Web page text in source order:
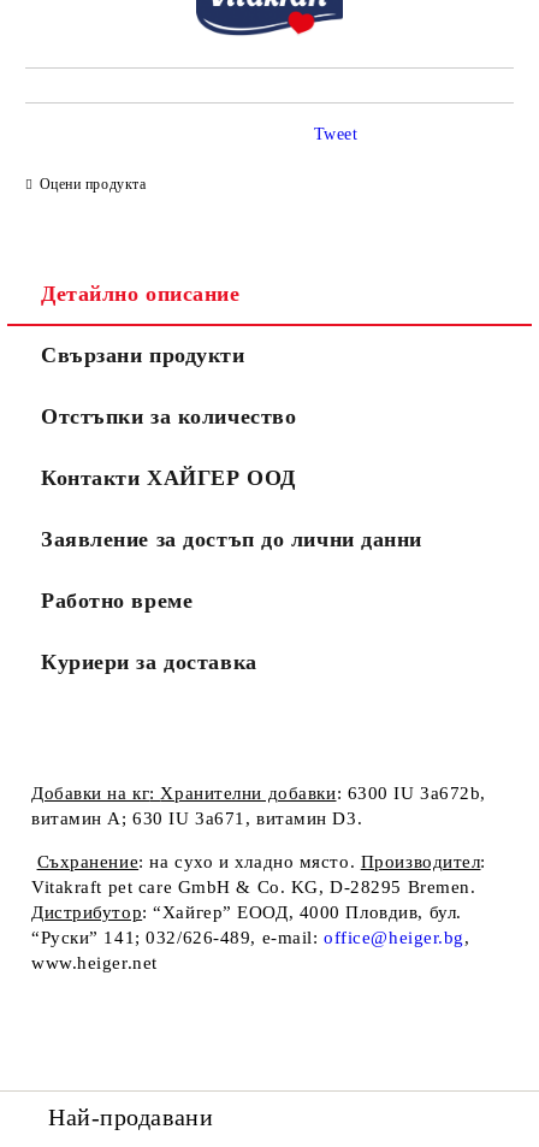
Оцени продукта
Tweet
Детайлно описание
Свързани продукти
Отстъпки за количество
Контакти ХАЙГЕР ООД
Заявление за достъп до лични данни
Работно време
Куриери за доставка
Добавки на кг: Хранителни добавки: 6300 IU 3a672b,
витамин A; 630 IU 3a671, витамин D3.
Съхранение: на сухо и хладно място. Производител:
Vitakraft pet care GmbH & Co. KG, D-28295 Bremen.
Дистрибутор: “Хайгер” ЕООД, 4000 Пловдив, бул.
“Руски” 141; 032/626-489, e-mail:office@heiger.bg,
www.heiger.net
Най-продавани